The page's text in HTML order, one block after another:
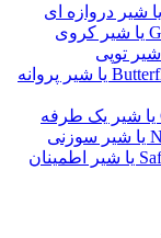
باترفلای ولو Butterfly Valve یا شیر پروانه